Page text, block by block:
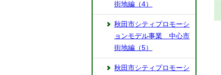
街地編（4）
秋田市シティプロモーシ
ョンモデル事業 中心市
街地編（5）
秋田市シティプロモーシ